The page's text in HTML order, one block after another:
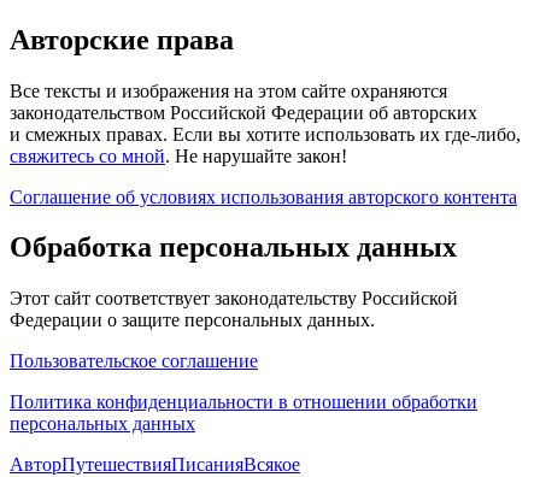
Авторские права
Все тексты и изображения на этом сайте охраняются
законодательством Российской Федерации об авторских
и смежных правах. Если вы хотите использовать их где-либо,
свяжитесь со мной. Не нарушайте закон!
Соглашение об условиях использования авторского контента
Обработка персональных данных
Этот сайт соответствует законодательству Российской
Федерации о защите персональных данных.
Пользовательское соглашение
Политика конфиденциальности в отношении обработки
персональных данных
АвторПутешествияПисанияВсякое